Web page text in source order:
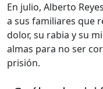
En julio, Alberto
a sus familiares que
dolor, su rabia y su
almas para no ser
prisión.